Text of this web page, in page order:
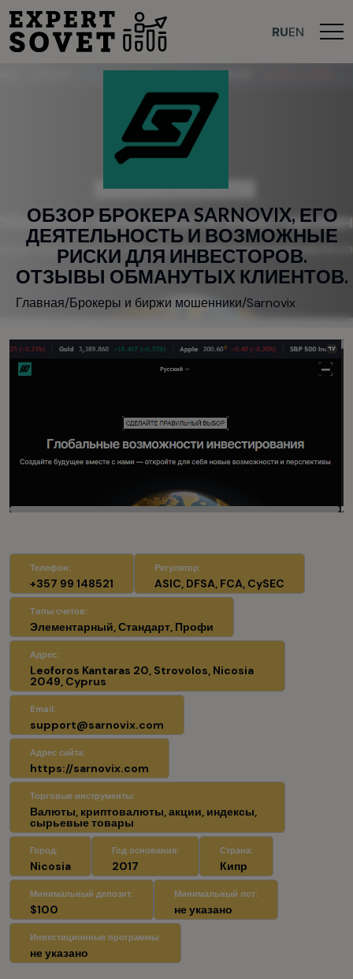
RUEN
ОБЗОР БРОКЕРА SARNOVIX,ЕГО
ДЕЯТЕЛЬНОСТЬ И ВОЗМОЖНЫЕ
РИСКИ ДЛЯ ИНВЕСТОРОВ.
ОТЗЫВЫ ОБМАНУТЫХ КЛИЕНТОВ.
Главная/Брокеры и биржи мошенники/Sarnovix
Телефон:
+357 99 148521
Год основания:
2017
Страна:
Кипр
Регулятор:
ASIC, DFSA, FCA, CySEC
Город:
Nicosia
Типы счетов:
Элементарный, Стандарт, Профи
Адрес:
Leoforos Kantaras 20, Strovolos, Nicosia
2049, Cyprus
Минимальный депозит:
$100
Email:
support@sarnovix.com
Минимальный лот:
не указано
Адрес сайта:
https://sarnovix.com
Торговые инструменты:
Валюты, криптовалюты, акции, индексы,
сырьевые товары
Инвестиционные программы:
не указано